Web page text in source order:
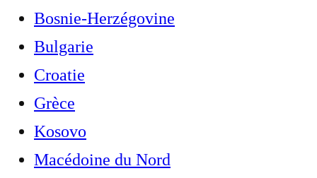
Bosnie-Herzégovine
Bulgarie
Croatie
Grèce
Kosovo
Macédoine du Nord